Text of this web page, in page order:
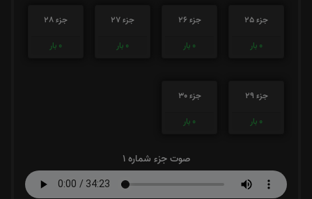
جزء 25
0 بار
جزء 26
0 بار
جزء 27
0 بار
جزء 28
0 بار
جزء 29
0 بار
جزء 30
0 بار
صوت جزء شماره 1